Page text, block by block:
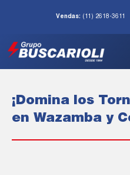
Vendas: (11) 2618-3611
¡Domina los
en Wazamba y